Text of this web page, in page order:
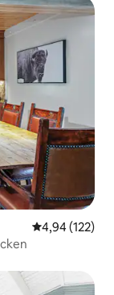
4,94 av 5 i
4,94 (122)